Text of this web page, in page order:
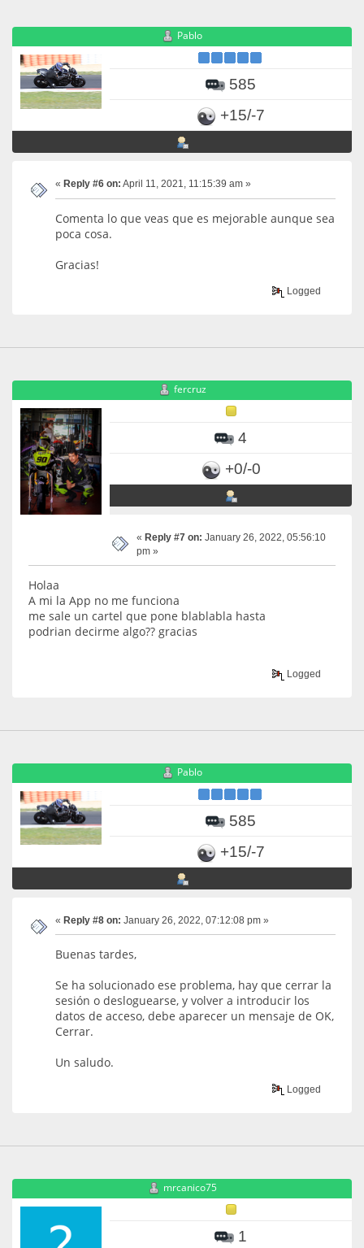
Pablo
585
+15/-7
« Reply #6 on: April 11, 2021, 11:15:39 am »
Comenta lo que veas que es mejorable aunque sea
poca cosa.
Gracias!
Logged
fercruz
4
+0/-0
« Reply #7 on: January 26, 2022, 05:56:10
pm »
Holaa
A mi la App no me funciona
me sale un cartel que pone blablabla hasta
podrian decirme algo?? gracias
Logged
Pablo
585
+15/-7
« Reply #8 on: January 26, 2022, 07:12:08 pm »
Buenas tardes,
Se ha solucionado ese problema, hay que cerrar la
sesión o desloguearse, y volver a introducir los
datos de acceso, debe aparecer un mensaje de OK,
Cerrar.
Un saludo.
Logged
mrcanico75
1